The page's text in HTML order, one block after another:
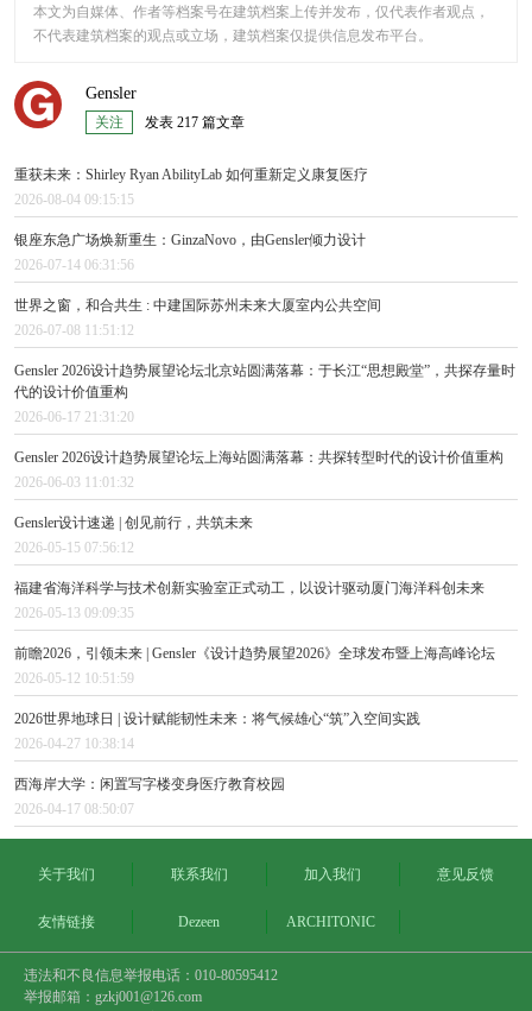
本文为自媒体、作者等档案号在建筑档案上传并发布，仅代表作者观点，
不代表建筑档案的观点或立场，建筑档案仅提供信息发布平台。
Gensler
关注 发表 217 篇文章
重获未来：Shirley Ryan AbilityLab 如何重新定义康复医疗
2026-08-04 09:15:15
银座东急广场焕新重生：GinzaNovo，由Gensler倾力设计
2026-07-14 06:31:56
世界之窗，和合共生 : 中建国际苏州未来大厦室内公共空间
2026-07-08 11:51:12
Gensler 2026设计趋势展望论坛北京站圆满落幕：于长江“思想殿堂”，共探存量时
代的设计价值重构
2026-06-17 21:31:20
Gensler 2026设计趋势展望论坛上海站圆满落幕：共探转型时代的设计价值重构
2026-06-03 11:01:32
Gensler设计速递 | 创见前行，共筑未来
2026-05-15 07:56:12
福建省海洋科学与技术创新实验室正式动工，以设计驱动厦门海洋科创未来
2026-05-13 09:09:35
前瞻2026，引领未来 | Gensler《设计趋势展望2026》全球发布暨上海高峰论坛
2026-05-12 10:51:59
2026世界地球日 | 设计赋能韧性未来：将气候雄心“筑”入空间实践
2026-04-27 10:38:14
西海岸大学：闲置写字楼变身医疗教育校园
2026-04-17 08:50:07
关于我们 联系我们 加入我们 意见反馈
友情链接 Dezeen ARCHITONIC
违法和不良信息举报电话：010-80595412
举报邮箱：gzkj001@126.com